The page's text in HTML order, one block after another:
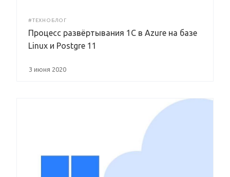
#ТЕХНОБЛОГ
Процесс развёртывания 1С в Azure на базе
Linux и Postgre 11
3 июня 2020